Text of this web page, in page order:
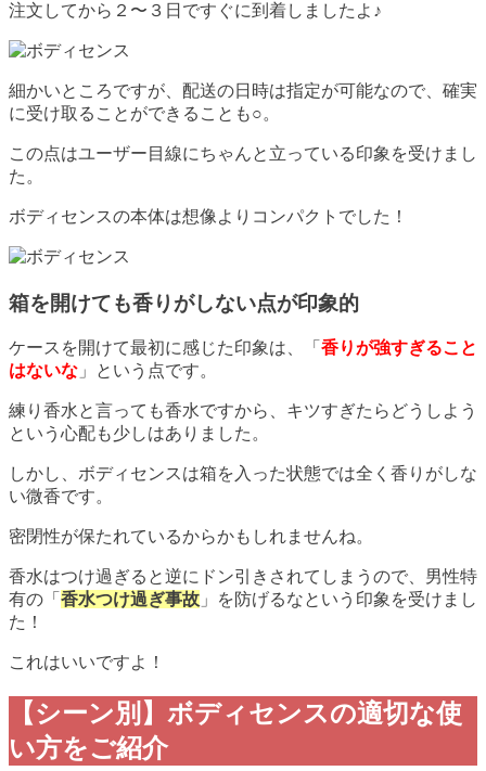
注文してから２〜３日ですぐに到着しましたよ♪
細かいところですが、配送の日時は指定が可能なので、確実
に受け取ることができることも○。
この点はユーザー目線にちゃんと立っている印象を受けまし
た。
ボディセンスの本体は想像よりコンパクトでした！
箱を開けても香りがしない点が印象的
ケースを開けて最初に感じた印象は、「 香りが強すぎること
はないな 」という点です。
練り香水と言っても香水ですから、キツすぎたらどうしよう
という心配も少しはありました。
しかし、ボディセンスは箱を入った状態では全く香りがしな
い微香です。
密閉性が保たれているからかもしれませんね。
香水はつけ過ぎると逆にドン引きされてしまうので、男性特
有の「 香水つけ過ぎ事故 」を防げるなという印象を受けまし
た！
これはいいですよ！
【シーン別】ボディセンスの適切な使
い方をご紹介